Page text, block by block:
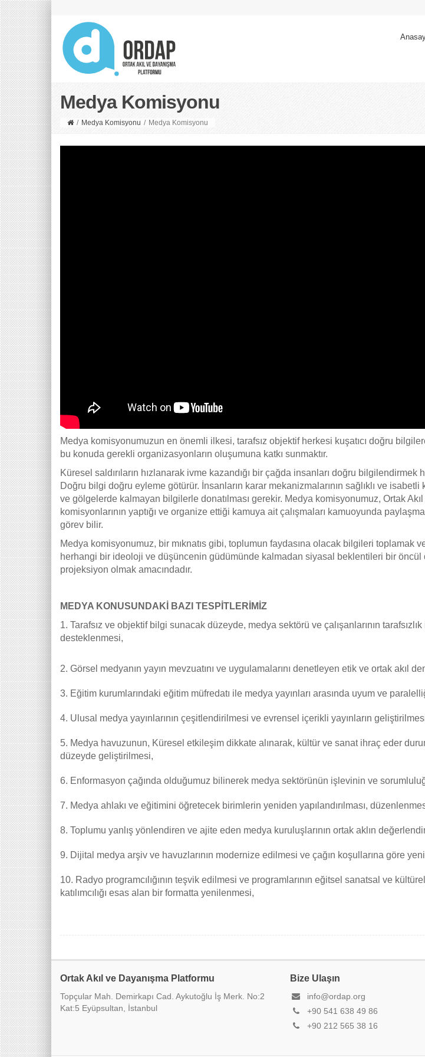
Medya Komisyonu
/ Medya Komisyonu / Medya Komisyonu
Medya komisyonumuzun en önemli ilkesi, tarafsız objektif herkesi kuşatıcı doğru
bu konuda gerekli organizasyonların oluşumuna katkı sunmaktır.
Küresel saldırıların hızlanarak ivme kazandığı bir çağda insanları doğru bilgilendirmek
Doğru bilgi doğru eyleme götürür. İnsanların karar mekanizmalarının sağlıklı ve isabetli
ve gölgelerde kalmayan bilgilerle donatılması gerekir. Medya komisyonumuz, Ortak
komisyonlarının yaptığı ve organize ettiği kamuya ait çalışmaları kamuoyunda
görev bilir.
Medya komisyonumuz, bir mıknatıs gibi, toplumun faydasına olacak bilgileri toplamak
herhangi bir ideoloji ve düşüncenin güdümünde kalmadan siyasal beklentileri bir öncül
projeksiyon olmak amacındadır.
MEDYA KONUSUNDAKİ BAZI TESPİTLERİMİZ
1. Tarafsız ve objektif bilgi sunacak düzeyde, medya sektörü ve çalışanlarının
desteklenmesi,
2. Görsel medyanın yayın mevzuatını ve uygulamalarını denetleyen etik ve ortak akıl
3. Eğitim kurumlarındaki eğitim müfredatı ile medya yayınları arasında uyum ve
4. Ulusal medya yayınlarının çeşitlendirilmesi ve evrensel içerikli yayınların
5. Medya havuzunun, Küresel etkileşim dikkate alınarak, kültür ve sanat ihraç eder
düzeyde geliştirilmesi,
6. Enformasyon çağında olduğumuz bilinerek medya sektörünün işlevinin ve
7. Medya ahlakı ve eğitimini öğretecek birimlerin yeniden yapılandırılması,
8. Toplumu yanlış yönlendiren ve ajite eden medya kuruluşlarının ortak aklın
9. Dijital medya arşiv ve havuzlarının modernize edilmesi ve çağın koşullarına göre
10. Radyo programcılığının teşvik edilmesi ve programlarının eğitsel sanatsal ve
katılımcılığı esas alan bir formatta yenilenmesi,
Ortak Akıl ve Dayanışma Platformu
Topçular Mah. Demirkapı Cad. Aykutoğlu İş Merk. No:2
Kat:5 Eyüpsultan, İstanbul
Bize Ulaşın
info@ordap.org
+90 541 638 49 86
+90 212 565 38 16